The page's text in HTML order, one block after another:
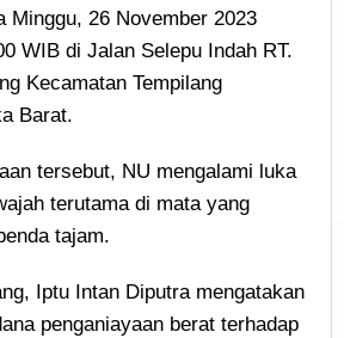
Minggu, 26 November 2023
WIB di Jalan Selepu Indah RT.
Kecamatan Tempilang
Barat.
tersebut, NU mengalami luka
terutama di mata yang
tajam.
Iptu Intan Diputra mengatakan
penganiayaan berat terhadap